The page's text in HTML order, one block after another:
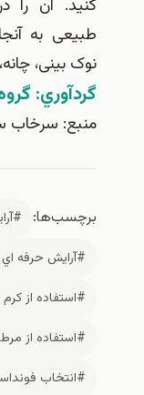
کنید.آن را
طبیعی به
نوک بینی،
گردآوري: گروه 7
منبع: سرخاب
برچسب‌ها:
#آرايش حرفه اي
#استفاده از
#استفاده از
#انتخاب